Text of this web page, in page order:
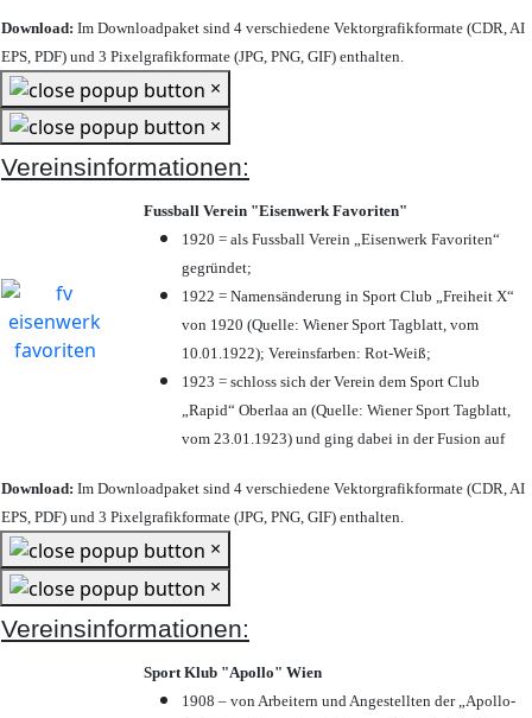
Download: Im Downloadpaket sind 4 verschiedene Vektorgrafikformate (CDR, AI
EPS, PDF) und 3 Pixelgrafikformate (JPG, PNG, GIF) enthalten.
×
×
Vereinsinformationen:
Fussball Verein "Eisenwerk Favoriten"
1920 = als Fussball Verein „Eisenwerk Favoriten“
gegründet;
1922 = Namensänderung in Sport Club „Freiheit X“
von 1920 (Quelle: Wiener Sport Tagblatt, vom
10.01.1922); Vereinsfarben: Rot-Weiß;
1923 = schloss sich der Verein dem Sport Club
„Rapid“ Oberlaa an (Quelle: Wiener Sport Tagblatt,
vom 23.01.1923) und ging dabei in der Fusion auf
Download: Im Downloadpaket sind 4 verschiedene Vektorgrafikformate (CDR, AI
EPS, PDF) und 3 Pixelgrafikformate (JPG, PNG, GIF) enthalten.
×
×
Vereinsinformationen:
Sport Klub "Apollo" Wien
1908 – von Arbeitern und Angestellten der „Apollo-